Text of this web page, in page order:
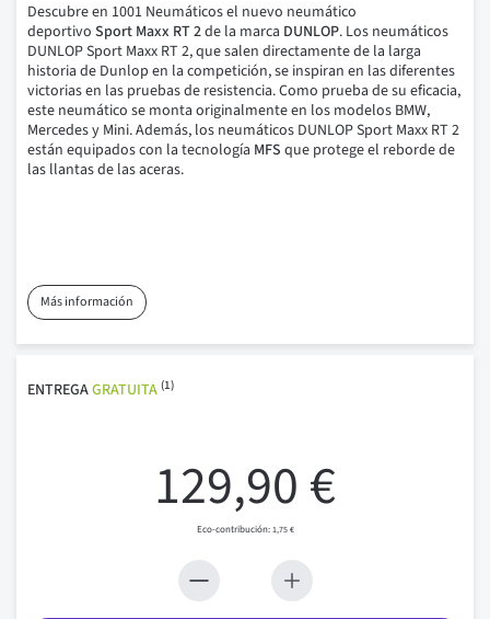
Descubre en 1001 Neumáticos el nuevo neumático
deportivo Sport Maxx RT 2de la marca DUNLOP. Los neumáticos
DUNLOP Sport Maxx RT 2, que salen directamente de la larga
historia de Dunlop en la competición, se inspiran en las diferentes
victorias en las pruebas de resistencia.Como prueba de su eficacia,
este neumático se monta originalmente en los modelos BMW,
Mercedes y Mini.Además, los neumáticos DUNLOP Sport Maxx RT 2
están equipados con la tecnología MFS que protege el reborde de
las llantas de las aceras.
Más información
ENTREGAGRATUITA (1)
129,90 €
1,75 €